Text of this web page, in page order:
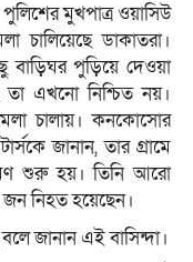
পুলিশের মুখপাত্র ওয়াসিউ
চালিয়েছে ডাকাতরা।
বাড়িঘর পুড়িয়ে দেওয়া
এখনো নিশ্চিত নয়।
চালায়। কনকোসোর
জানান, তার গ্রামে
শুরু হয়। তিনি আরো
জন নিহত হয়েছেন।
জানান এই বাসিন্দা।